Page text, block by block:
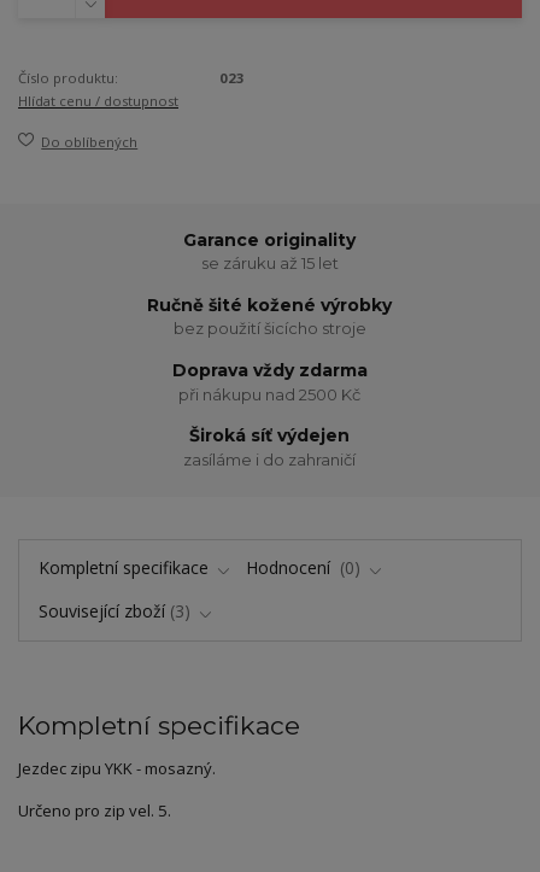
Číslo produktu:
023
Hlídat cenu / dostupnost
Do oblíbených
Garance originality
se záruku až 15 let
Ručně šité kožené výrobky
bez použití šicícho stroje
Doprava vždy zdarma
při nákupu nad 2500 Kč
Široká síť výdejen
zasíláme i do zahraničí
Kompletní specifikace Hodnocení
0
Související zboží 3
Kompletní specifikace
Jezdec zipu YKK - mosazný.
Určeno pro zip vel. 5.